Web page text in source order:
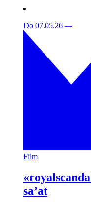
Do 07.05.26 —
Film
sa’at